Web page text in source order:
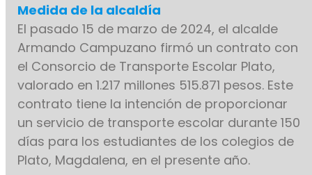
Medida de la alcaldía
El pasado 15 de marzo de 2024, el alcalde
Armando Campuzano firmó un contrato con
el Consorcio de Transporte Escolar Plato,
valorado en 1.217 millones 515.871 pesos. Este
contrato tiene la intención de proporcionar
un servicio de transporte escolar durante 150
días para los estudiantes de los colegios de
Plato, Magdalena, en el presente año.